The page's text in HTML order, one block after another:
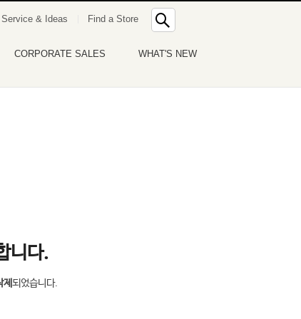
& Ideas Find a Store
통
합
검
색
CORPORATE SALES WHAT'S NEW
니다.
되었습니다.